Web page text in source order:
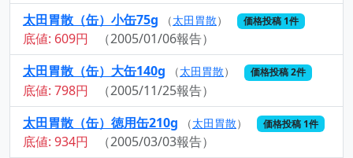
太田胃散（缶）小缶75g （太田胃散） 価格投稿 1件
底値: 609円
（2005/01/06報告）
太田胃散（缶）大缶140g
（太田胃散） 価格投稿 2件
底値: 798円
（2005/11/25報告）
太田胃散（缶）徳用缶210g
（太田胃散） 価格投稿 1件
底値: 934円
（2005/03/03報告）